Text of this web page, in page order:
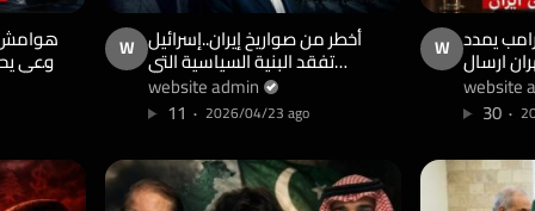
اوعي W أخطر من صواريخ إيران..إسرائيل
تفقد البنية السياسية التي
حمتها عقوداً في
واشنطن!!40سيناتور يقولون لأ
website admin
11 2026/04/23 ago
W اليوم53:ترامب يمدد
ارسال
يتقاضى
website
30